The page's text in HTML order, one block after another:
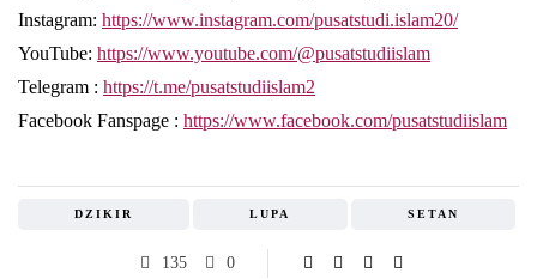
Instagram: https://www.instagram.com/pusatstudi.islam20/
YouTube: https://www.youtube.com/@pusatstudiislam
Telegram : https://t.me/pusatstudiislam2
Facebook Fanspage : https://www.facebook.com/pusatstudiislam
DZIKIR LUPA SETAN
135 0